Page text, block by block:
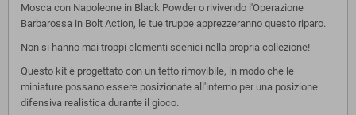
Mosca con Napoleone in Black Powder o rivivendo l'Operazione
Barbarossa in Bolt Action, le tue truppe apprezzeranno questo riparo.
Non si hanno mai troppi elementi scenici nella propria collezione!
Questo kit è progettato con un tetto rimovibile, in modo che le
miniature possano essere posizionate all'interno per una posizione
difensiva realistica durante il gioco.